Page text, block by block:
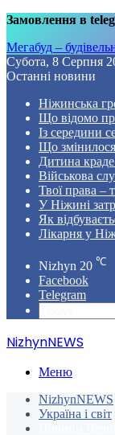
Замовлення в
Мегабуд –
Субота, 8 Серпня
Останні новини
Ніжинська
Що відомо
Із середини
Що
Дитина
Військова
Твої права –
У Ніжині
Як
Лікарня у
Nizhyn 20 ℃
Facebook
Telegram
NizhynNEWS
Меню
NizhynNEWS
Україна і світ